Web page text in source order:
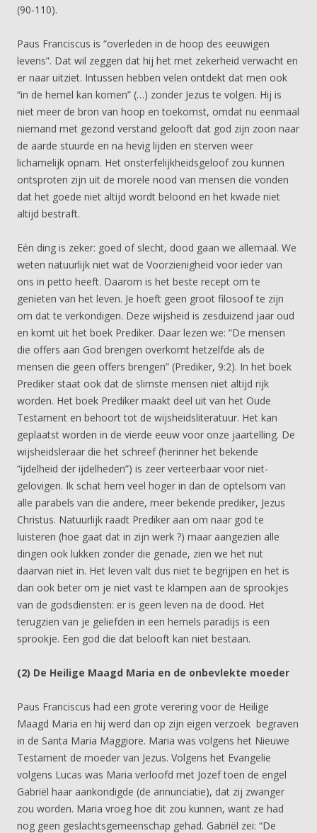
(90-110).
Paus Franciscus is “overleden in de hoop des eeuwigen
levens”. Dat wil zeggen dat hij het met zekerheid verwacht en
er naar uitziet. Intussen hebben velen ontdekt dat men ook
“in de hemel kan komen” (…) zonder Jezus te volgen. Hij is
niet meer de bron van hoop en toekomst, omdat nu eenmaal
niemand met gezond verstand gelooft dat god zijn zoon naar
de aarde stuurde en na hevig lijden en sterven weer
lichamelijk opnam. Het onsterfelijkheidsgeloof zou kunnen
ontsproten zijn uit de morele nood van mensen die vonden
dat het goede niet altijd wordt beloond en het kwade niet
altijd bestraft.
Eén ding is zeker: goed of slecht, dood gaan we allemaal. We
weten natuurlijk niet wat de Voorzienigheid voor ieder van
ons in petto heeft. Daarom is het beste recept om te
genieten van het leven. Je hoeft geen groot filosoof te zijn
om dat te verkondigen. Deze wijsheid is zesduizend jaar oud
en komt uit het boek Prediker. Daar lezen we: “De mensen
die offers aan God brengen overkomt hetzelfde als de
mensen die geen offers brengen” (Prediker, 9:2). In het boek
Prediker staat ook dat de slimste mensen niet altijd rijk
worden. Het boek Prediker maakt deel uit van het Oude
Testament en behoort tot de wijsheidsliteratuur. Het kan
geplaatst worden in de vierde eeuw voor onze jaartelling. De
wijsheidsleraar die het schreef (herinner het bekende
“ijdelheid der ijdelheden”) is zeer verteerbaar voor niet-
gelovigen. Ik schat hem veel hoger in dan de optelsom van
alle parabels van die andere, meer bekende prediker, Jezus
Christus. Natuurlijk raadt Prediker aan om naar god te
luisteren (hoe gaat dat in zijn werk ?) maar aangezien alle
dingen ook lukken zonder die genade, zien we het nut
daarvan niet in. Het leven valt dus niet te begrijpen en het is
dan ook beter om je niet vast te klampen aan de sprookjes
van de godsdiensten: er is geen leven na de dood. Het
terugzien van je geliefden in een hemels paradijs is een
sprookje. Een god die dat belooft kan niet bestaan.
(2) De Heilige Maagd Maria en de onbevlekte moeder
Paus Franciscus had een grote verering voor de Heilige
Maagd Maria en hij werd dan op zijn eigen verzoek begraven
in de Santa Maria Maggiore. Maria was volgens het Nieuwe
Testament de moeder van Jezus. Volgens het Evangelie
volgens Lucas was Maria verloofd met Jozef toen de engel
Gabriël haar aankondigde (de annunciatie), dat zij zwanger
zou worden. Maria vroeg hoe dit zou kunnen, want ze had
nog geen geslachtsgemeenschap gehad. Gabriël zei: “De